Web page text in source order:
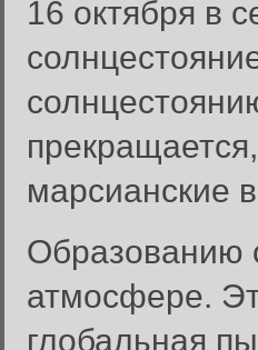
16 октября в
марсианские
Образованию
атмосфере.
глобальная
Вход в систему